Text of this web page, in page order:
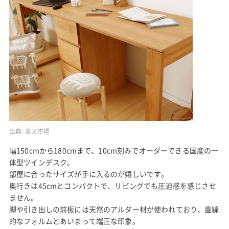
出典: 楽天市場
幅150cmから180cmまで、10cm刻みでオーダーできる国産の一
体型ツインデスク。
部屋に合ったサイズが手に入るのが嬉しいです。
奥行きは45cmとコンパクトで、リビングでも圧迫感を感じさせ
ません。
脚や引き出しの前板には天然のアルダー材が使われており、直線
的なフォルムとあいまって端正な印象。